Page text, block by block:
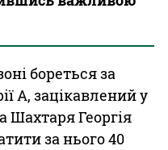
бореться за
А, зацікавлений у
Шахтаря Георгія
за нього 40